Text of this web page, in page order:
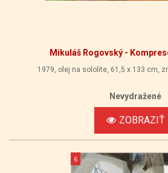
Mikuláš Rogovský -
1979, olej na sololite, 61,5 x 133 cm,
Nevydražené
ZOBRAZIŤ
6